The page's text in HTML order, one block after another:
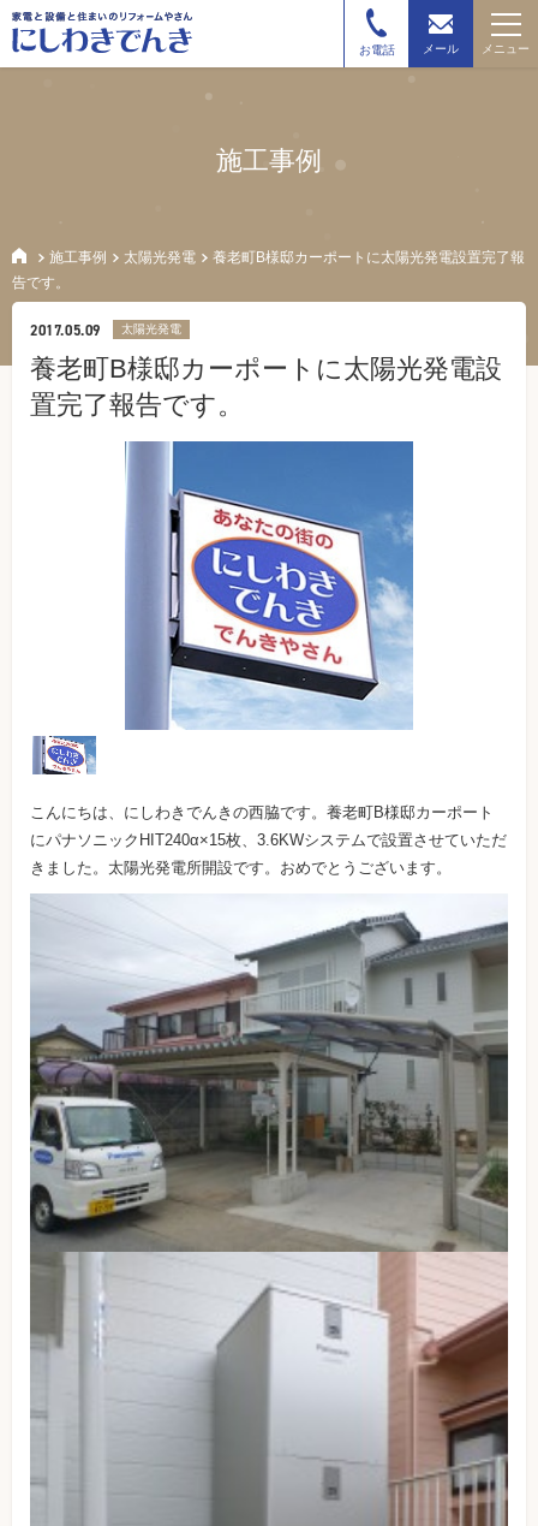
お電話 メール メニュー
施工事例
施工事例 太陽光発電
養老町B様邸カーポートに太陽光発電設置完了報
告です。
2017.05.09 太陽光発電
養老町B様邸カーポートに太陽光発電設
置完了報告です。
こんにちは、にしわきでんきの西脇です。養老町B様邸カーポート
にパナソニックHIT240α×15枚、3.6KWシステムで設置させていただ
きました。太陽光発電所開設です。おめでとうございます。